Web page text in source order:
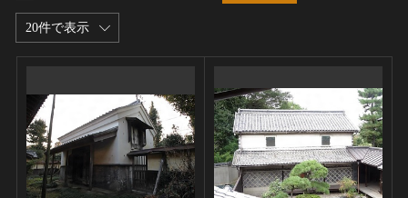
20件で表示